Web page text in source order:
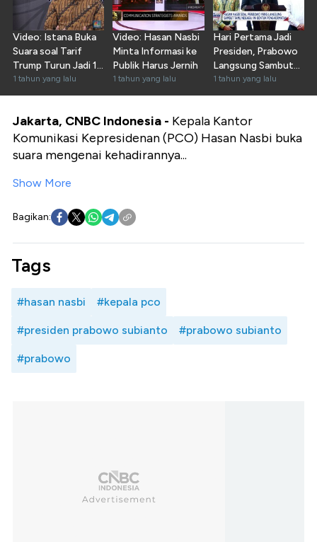
Video: Istana Buka
Suara soal Tarif
Trump Turun Jadi 19
Persen
1 tahun yang lalu
Video: Hasan Nasbi
Minta Informasi ke
Publik Harus Jernih
1 tahun yang lalu
Hari Pertama Jadi
Presiden, Prabowo
Langsung Sambut
Tamu Negara
1 tahun yang lalu
Jakarta, CNBC Indonesia - Kepala Kantor
Komunikasi Kepresidenan (PCO) Hasan Nasbi buka
suara mengenai kehadirannya...
Show More
Bagikan:
Tags
#hasan nasbi #kepala pco
#presiden prabowo subianto #prabowo subianto
#prabowo